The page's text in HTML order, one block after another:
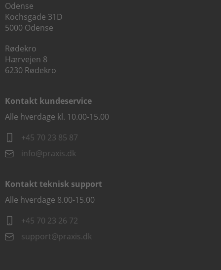
Odense
Kochsgade 31D
5000 Odense
Rødekro
Hærvejen 8
6230 Rødekro
Kontakt kundeservice
Alle hverdage kl. 10.00-15.00
+45 70 23 85 87
info@praxis.dk
Kontakt teknisk support
Alle hverdage 8.00-15.00
+45 70 23 26 72
support@praxis.dk